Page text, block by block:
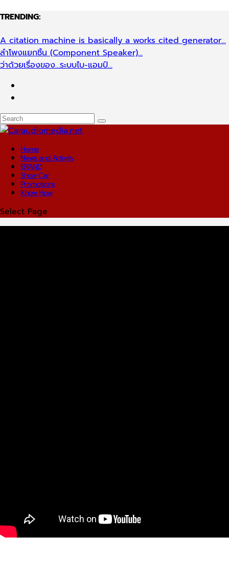
TRENDING:
A citation machine is basically a works cited generator...
ลำโพงแยกชิ้น (Component Speaker)...
ว่าด้วยเรื่องของ…ระบบไบ-แอมป์...
Home
News and Activity
BRAND
Show Car
Promotions
Know How
Select Page